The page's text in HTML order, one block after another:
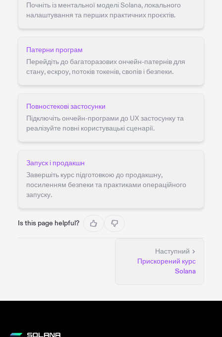
Почніть із ментальної моделі Solana, локального
налаштування та перших практичних проєктів.
Патерни програм
Перейдіть до багаторазових ончейн-патернів для
стану, ескроу, потоків токенів, свопів і безпеки.
Повностекові застосунки
Підключіть ончейн-програми до UX застосунку та
реалізуйте повні користувацькі сценарії.
Запуск і продакшн
Завершіть курс підготовкою до продакшну,
посиленням безпеки та практиками операційного
запуску.
Is this page helpful?
Наступний
Прискорений курс
Solana